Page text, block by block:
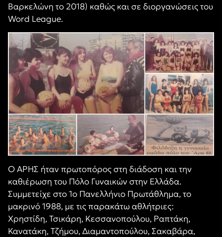
Βαρκελώνη το 2018) καθώς και σε διοργανώσεις του
Word League.
Ο ΑΡΗΣ ήταν πρωτοπόρος στη διάδοση και την
καθιέρωση του Πόλο Γυναικών στην Ελλάδα.
Συμμετείχε στο 1ο Πανελλήνιο Πρωτάθλημα, το
μακρινό 1988, με τις παρακάτω αθλήτριες:
Χρηστίδη, Τσικάρη, Κεσσανοπούλου, Ραπτάκη,
Κανατάκη, Τζήμου, Διαμαντοπούλου, Σακαβάρα,